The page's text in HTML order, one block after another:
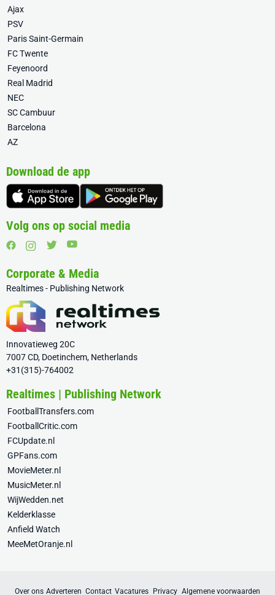
Ajax
PSV
Paris Saint-Germain
FC Twente
Feyenoord
Real Madrid
NEC
SC Cambuur
Barcelona
AZ
Download de app
Volg ons op social media
Corporate & Media
Realtimes - Publishing Network
Innovatieweg 20C
7007 CD, Doetinchem, Netherlands
+31(315)-764002
Realtimes | Publishing Network
FootballTransfers.com
FootballCritic.com
FCUpdate.nl
GPFans.com
MovieMeter.nl
MusicMeter.nl
WijWedden.net
Kelderklasse
Anfield Watch
MeeMetOranje.nl
Over ons Adverteren Contact Vacatures Privacy Algemene voorwaarden